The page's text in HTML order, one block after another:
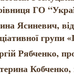
ГО
Ясиневич,
групи
Рябченко,
Кобченко,